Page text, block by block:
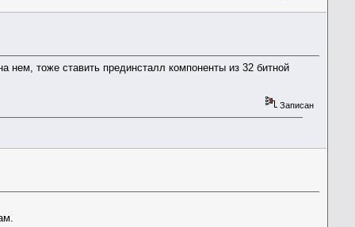
нем, тоже ставить прединсталл компоненты из 32 битной
Записан